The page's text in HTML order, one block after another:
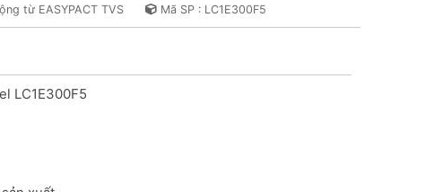
từ EASYPACT TVS Mã SP : LC1E300F5
LC1E300F5